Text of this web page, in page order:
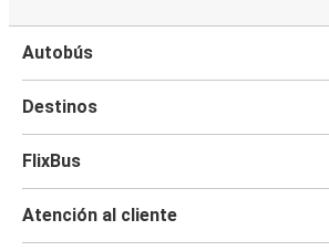
Autobús
Destinos
FlixBus
Atención al cliente